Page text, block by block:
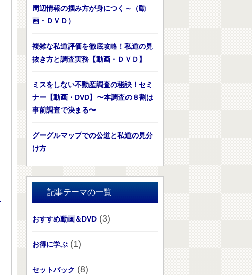
周辺情報の掴み方が身につく～（動
画・ＤＶＤ）
複雑な私道評価を徹底攻略！私道の見
抜き方と調査実務【動画・ＤＶＤ】
ミスをしない不動産調査の秘訣！セミ
ナー【動画・DVD】〜本調査の８割は
事前調査で決まる〜
グーグルマップでの公道と私道の見分
け方
記事テーマの一覧
おすすめ動画＆DVD(3)
お得に学ぶ(1)
セットバック (8)